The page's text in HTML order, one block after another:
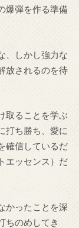
爆弾を作る準備
、しかし強力な
放されるのを待
取ることを学ぶ
打ち勝ち、愛に
確信しているだ
エッセンス）だ
かったことを深
ちのめしてき